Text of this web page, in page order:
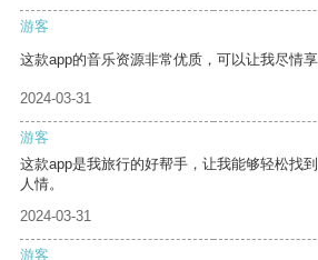
游客
这款app的音乐资源非常优质，可以让我尽情享
2024-03-31
游客
这款app是我旅行的好帮手，让我能够轻松找
人情。
2024-03-31
游客